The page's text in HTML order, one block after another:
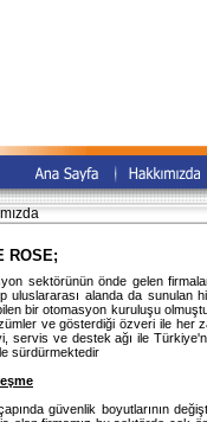
sektörünün önde gelen
uluslararası alanda da sunulan
bir otomasyon kuruluşu
ve gösterdiği özveri ile her
servis ve destek ağı ile
sürdürmektedir
güvenlik boyutlarının
ROSE;